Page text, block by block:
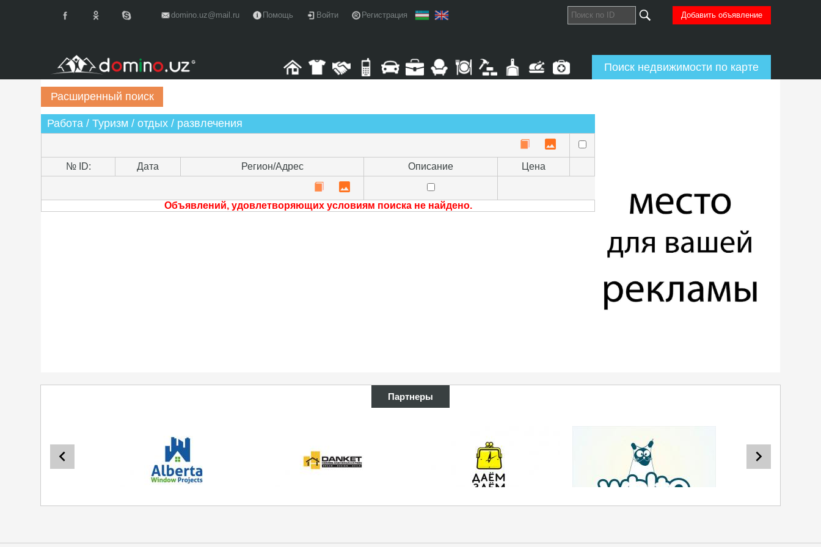
domino.uz@mail.ru Помощь Войти Регистрация Добавить объявление
Поиск недвижимости по карте
Работа / Туризм / отдых / развлечения
№ ID: Дата Регион/Адрес Описание Цена
Объявлений, удовлетворяющих условиям поиска не найдено.
Партнеры